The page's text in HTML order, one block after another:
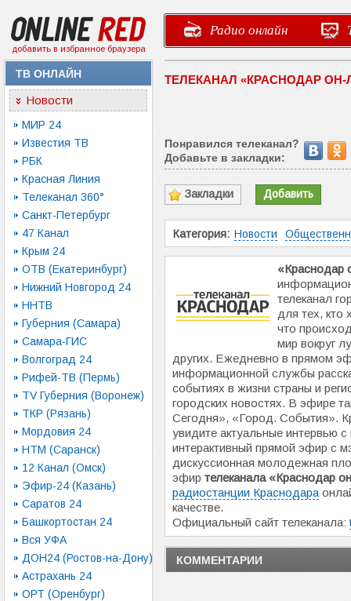
добавить в избранное браузера
Радио онлайн
ТВ ОНЛАЙН
Новости
МИР 24
Известия ТВ
РБК
Красная Линия
Телеканал 360°
Санкт-Петербург
47 Канал
Крым 24
ОТВ (Екатеринбург)
Нижний Новгород 24
ННТВ
Губерния (Самара)
Самара-ГИС
Волгоград 24
Рифей-ТВ (Пермь)
TV Губерния (Воронеж)
ТКР (Рязань)
Мордовия 24
НТМ (Саранск)
12 Канал (Омск)
Эфир-24 (Казань)
Саратов 24
Башкортостан 24
Вся УФА
ДОН24 (Ростов-на-Дону)
Астрахань 24
ОРТ (Оренбург)
ТЕЛЕКАНАЛ «КРАСНОДАР
Понравился телеканал?
Добавьте в закладки:
Закладки Добавить
Категория: Новости
«Краснодар
телеканал
для тех, кто
что
мир вокруг
других. Ежедневно в прямом
информационной службы
событиях в жизни страны и
городских новостях. В эфире
Сегодня», «Город. События».
увидите актуальные интервью
интерактивный прямой эфир с
дискуссионная молодежная
эфир телеканала «Краснодар
радиостанции Краснодара
качестве.
Официальный сайт телеканала:
КОММЕНТАРИИ